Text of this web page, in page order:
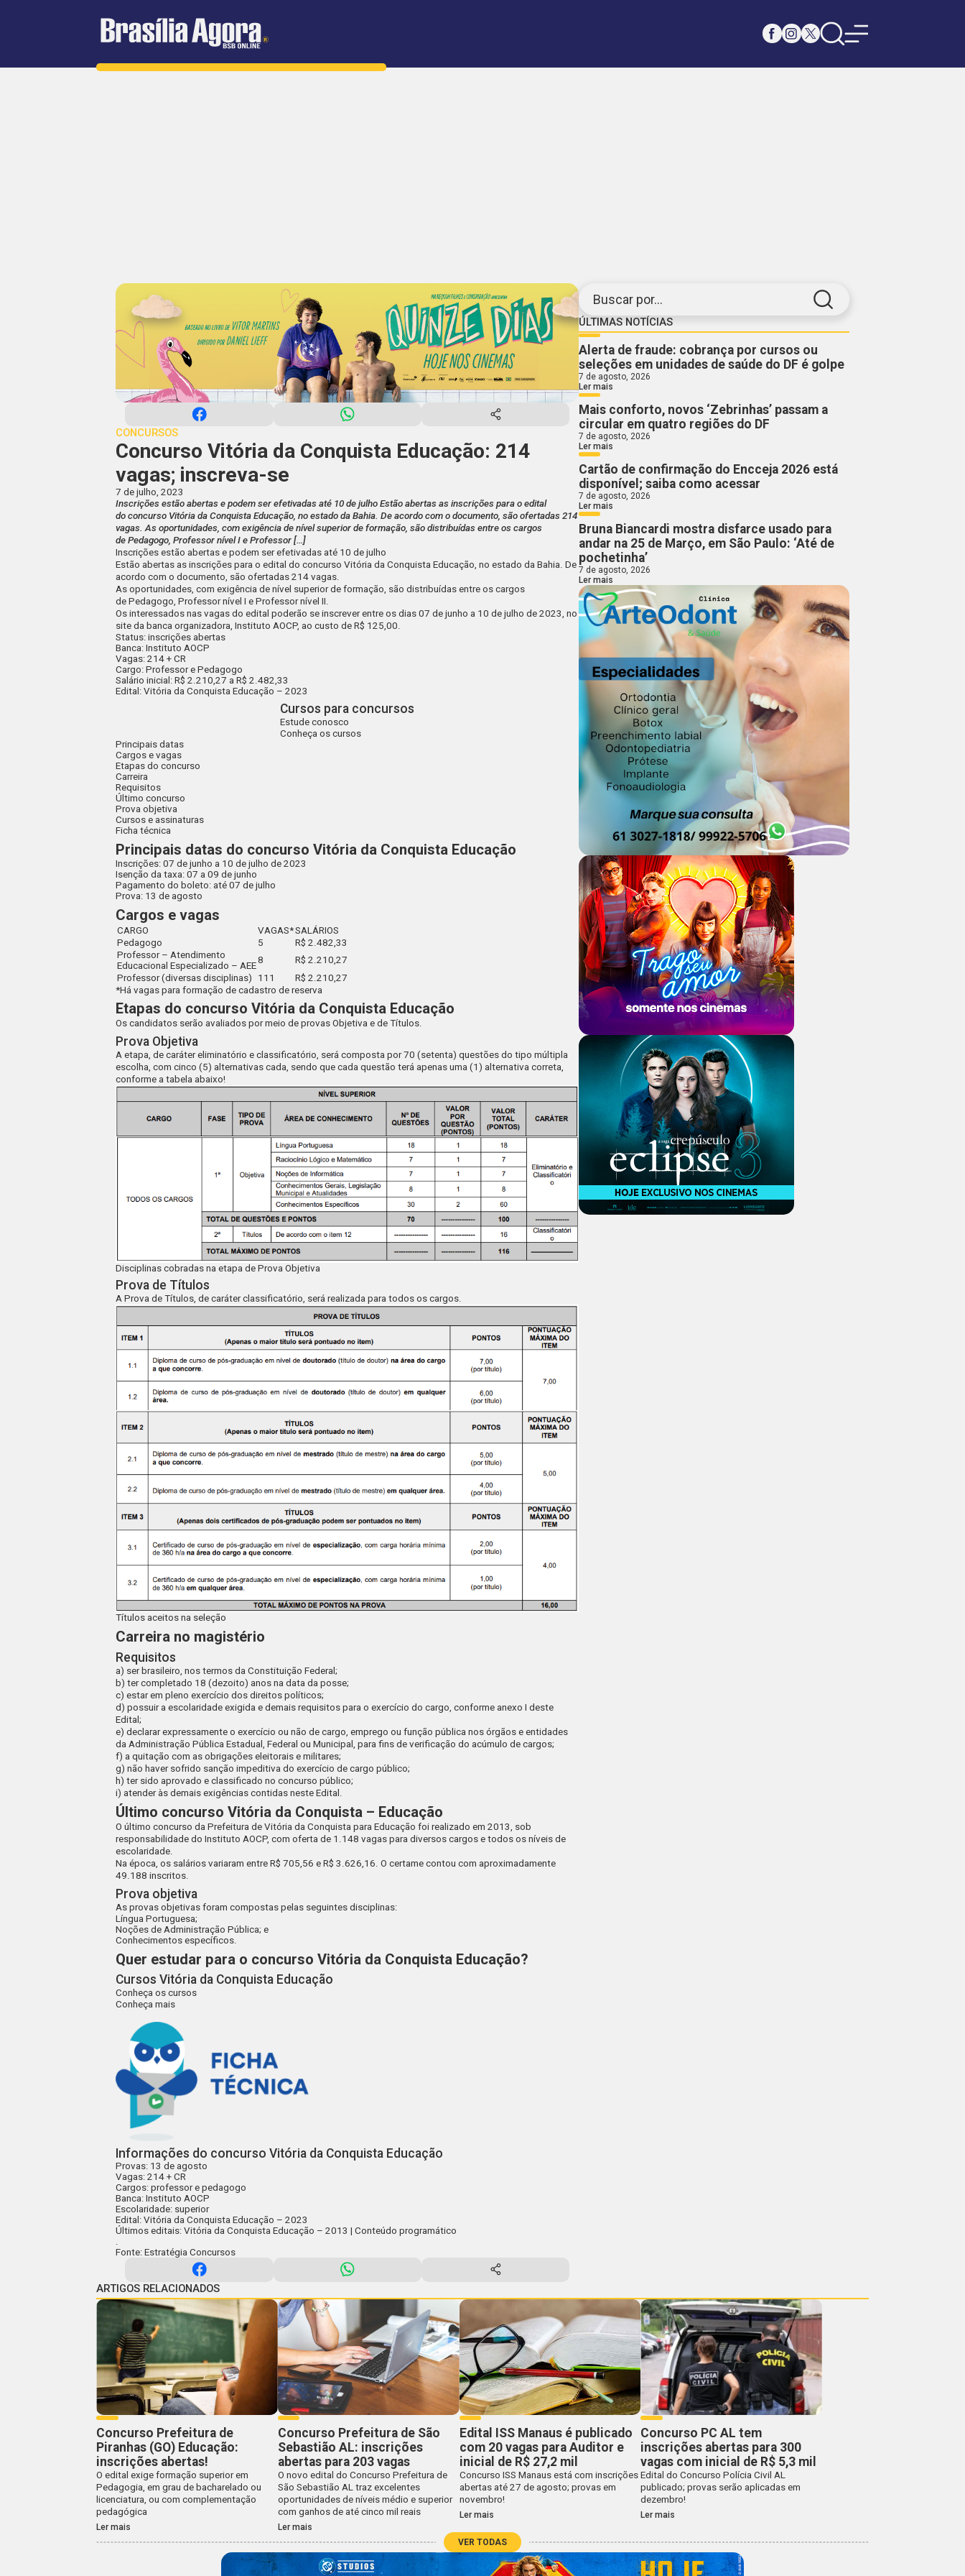
Buscar por...
ÚLTIMAS NOTÍCIAS
Alerta de fraude: cobrança por cursos ou
seleções em unidades de saúde do DF é golpe
7 de agosto, 2026
Ler mais
Mais conforto, novos ‘Zebrinhas’ passam a
circular em quatro regiões do DF
7 de agosto, 2026
Ler mais
Cartão de confirmação do Encceja 2026 está
disponível; saiba como acessar
7 de agosto, 2026
Ler mais
Bruna Biancardi mostra disfarce usado para
andar na 25 de Março, em São Paulo: ‘Até de
pochetinha’
7 de agosto, 2026
Ler mais
CONCURSOS
Concurso Vitória da Conquista Educação: 214
vagas; inscreva-se
7 de julho, 2023
Inscrições estão abertas e podem ser efetivadas até 10 de julho Estão abertas as inscrições para o edital
do concurso Vitória da Conquista Educação, no estado da Bahia. De acordo com o documento, são ofertadas 214
vagas. As oportunidades, com exigência de nível superior de formação, são distribuídas entre os cargos
de Pedagogo, Professor nível I e Professor […]
Inscrições estão abertas e podem ser efetivadas até 10 de julho
Estão abertas as inscrições para o edital doconcurso Vitória da Conquista Educação, no estado da Bahia. De
acordo com o documento, são ofertadas214 vagas.
As oportunidades, com exigência de nível superior de formação, são distribuídas entre os cargos
dePedagogo, Professor nível I e Professor nível II.
Os interessados nas vagas do edital poderão se inscrever entre os dias07 de junho a 10 de julho de 2023, no
site da banca organizadora,Instituto AOCP, ao custo de R$ 125,00.
Status: inscrições abertas
Banca: Instituto AOCP
Vagas: 214 + CR
Cargo: Professor e Pedagogo
Salário inicial: R$ 2.210,27 a R$ 2.482,33
Edital :Vitória da Conquista Educação – 2023
Cursos para concursos
Estude conosco
Conheça os cursos
Principais datas
Cargos e vagas
Etapas do concurso
Carreira
Requisitos
Último concurso
Prova objetiva
Cursos e assinaturas
Ficha técnica
Principais datas do concurso Vitória da Conquista Educação
Inscrições: 07 de junho a 10 de julho de 2023
Isenção da taxa: 07 a 09 de junho
Pagamento do boleto: até 07 de julho
Prova: 13 de agosto
Cargos e vagas
CARGO VAGAS*SALÁRIOS
Pedagogo
5
R$ 2.482,33
Professor – Atendimento
Educacional Especializado – AEE
8
R$ 2.210,27
Professor (diversas disciplinas)
111
R$ 2.210,27
*Há vagas para formação de cadastro de reserva
Etapas do concurso Vitória da Conquista Educação
Os candidatos serão avaliados por meio de provas Objetiva e de Títulos.
Prova Objetiva
A etapa, de caráter eliminatório e classificatório, será composta por 70 (setenta) questões do tipo múltipla
escolha, com cinco (5) alternativas cada, sendo que cada questão terá apenas uma (1) alternativa correta,
conforme a tabela abaixo!
Disciplinas cobradas na etapa de Prova Objetiva
Prova de Títulos
A Prova de Títulos, de caráter classificatório, será realizada para todos os cargos.
Títulos aceitos na seleção
Carreira no magistério
Requisitos
a) ser brasileiro, nos termos da Constituição Federal;
b) ter completado 18 (dezoito) anos na data da posse;
c) estar em pleno exercício dos direitos políticos;
d) possuir a escolaridade exigida e demais requisitos para o exercício do cargo, conforme anexo I deste
Edital;
e) declarar expressamente o exercício ou não de cargo, emprego ou função pública nos órgãos e entidades
da Administração Pública Estadual, Federal ou Municipal, para fins de verificação do acúmulo de cargos;
f) a quitação com as obrigações eleitorais e militares;
g) não haver sofrido sanção impeditiva do exercício de cargo público;
h) ter sido aprovado e classificado no concurso público;
i) atender às demais exigências contidas neste Edital.
Último concurso Vitória da Conquista – Educação
O último concurso da Prefeitura de Vitória da Conquista para Educação foi realizado em 2013, sob
responsabilidade do Instituto AOCP, com oferta de 1.148 vagas para diversos cargos e todos os níveis de
escolaridade.
Na época, os salários variaram entre R$ 705,56 e R$ 3.626,16. O certame contou com aproximadamente
49.188inscritos.
Prova objetiva
As provas objetivas foram compostas pelas seguintes disciplinas:
Língua Portuguesa;
Noções de Administração Pública; e
Conhecimentos específicos.
Quer estudar para o concurso Vitória da Conquista Educação?
Cursos Vitória da Conquista Educação
Conheça os cursos
Conheça mais
Informações do concurso Vitória da Conquista Educação
Provas: 13 de agosto
Vagas: 214 + CR
Cargos: professor e pedagogo
Banca: Instituto AOCP
Escolaridade: superior
Edital :Vitória da Conquista Educação – 2023
Últimos editais:Vitória da Conquista Educação – 2013 |Conteúdo programático
Fonte: Estratégia Concursos
ARTIGOS RELACIONADOS
Concurso Prefeitura de
Piranhas (GO) Educação:
inscrições abertas!
O edital exige formação superior em
Pedagogia, em grau de bacharelado ou
licenciatura, ou com complementação
pedagógica
Ler mais
Concurso Prefeitura de São
Sebastião AL: inscrições
abertas para 203 vagas
O novo edital do Concurso Prefeitura de
São Sebastião AL traz excelentes
oportunidades de níveis médio e superior
com ganhos de até cinco mil reais
Ler mais
Edital ISS Manaus é publicado
com 20 vagas para Auditor e
inicial de R$ 27,2 mil
Concurso ISS Manaus está com inscrições
abertas até 27 de agosto; provas em
novembro!
Ler mais
Concurso PC AL tem
inscrições abertas para 300
vagas com inicial de R$ 5,3 mil
Edital do Concurso Polícia Civil AL
publicado; provas serão aplicadas em
dezembro!
Ler mais
VER TODAS